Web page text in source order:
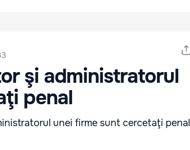
şi administratorul
penal
unei firme sunt cercetaţi penal